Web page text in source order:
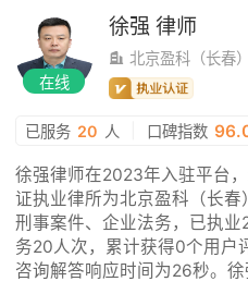
在线
徐强 律师
北京盈科（长春
已服务 20 人 口碑指数
徐强律师在2023年入驻平台
证执业律所为北京盈科（长
刑事案件、企业法务，已执
务20人次，累计获得0个用户
咨询解答响应时间为26秒。